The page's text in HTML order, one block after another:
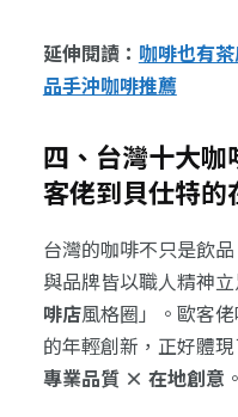
延伸閱讀： 咖啡也有
品手沖咖啡推薦
四、台灣十大
客佬到貝仕特的
台灣的咖啡不只是飲
與品牌皆以職人精神
啡店風格圈」。歐客
的年輕創新，正好體
專業品質 × 在地創意 。